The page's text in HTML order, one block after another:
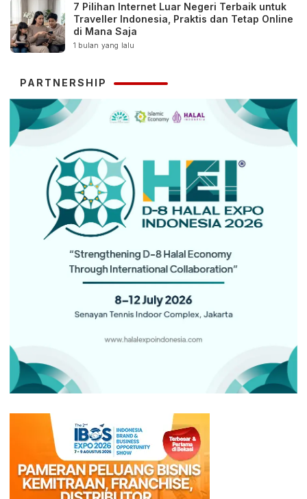
7 Pilihan Internet Luar Negeri Terbaik untuk
Traveller Indonesia, Praktis dan Tetap Online
di Mana Saja
1 bulan yang lalu
PARTNERSHIP